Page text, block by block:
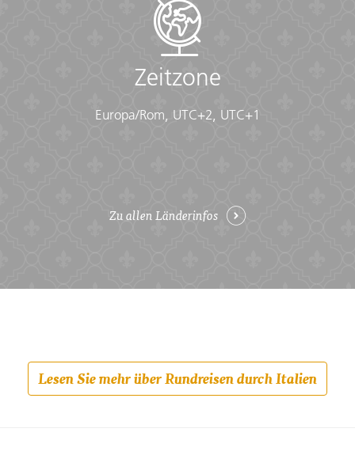
Zeitzone
Europa/Rom, UTC+2, UTC+1
Zu allen Länderinfos
Lesen Sie mehr über Rundreisen durch Italien